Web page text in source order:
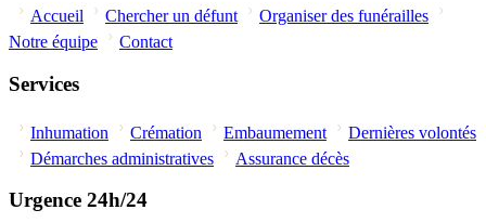
Accueil Chercher un défunt
Organiser des funérailles
Notre équipe
Contact
Services
Inhumation Crémation Embaumement
Dernières volontés
Démarches administratives
Assurance décès
Urgence 24h/24